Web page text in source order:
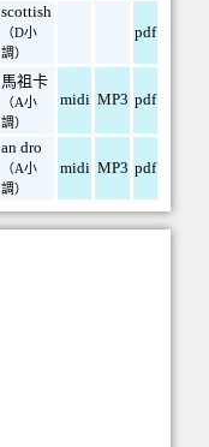
scottish
（D小
調）
pdf
馬祖卡
（A小
調）
midi MP3 pdf
an dro
（A小
調）
midi MP3 pdf